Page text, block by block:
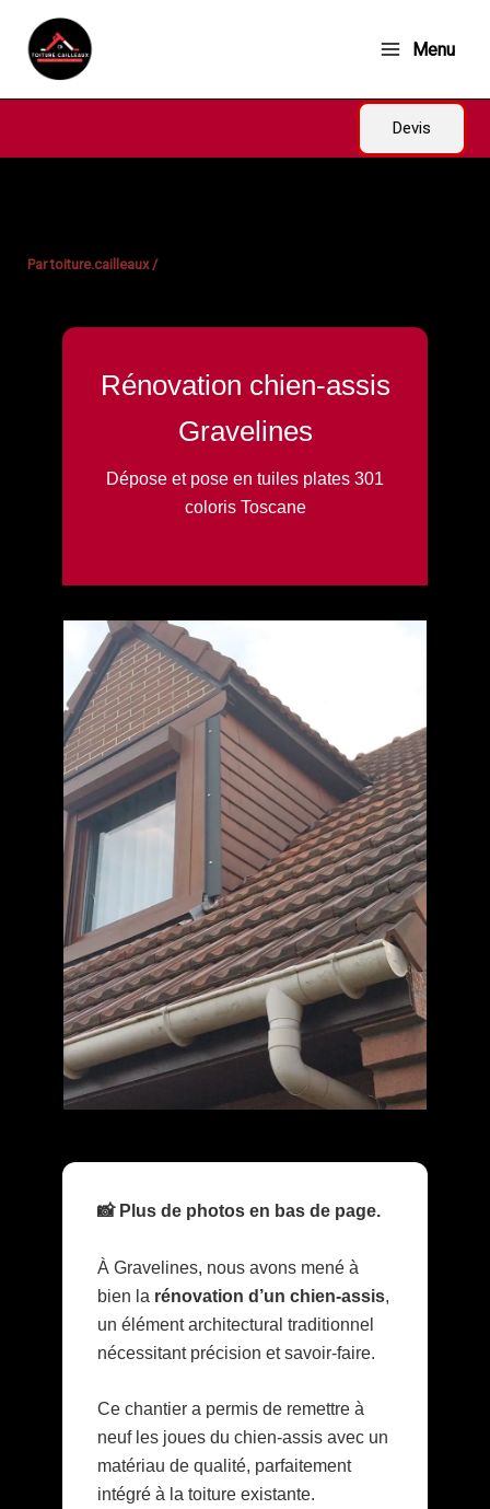
contenu
Menu
Devis
Partoiture.cailleaux/
Rénovation chien-assis
Gravelines
Dépose et pose en tuiles plates 301
coloris Toscane
📸 Plus de photos en bas de page.
À Gravelines, nous avons mené à
bien la rénovation d’un chien-assis,
un élément architectural traditionnel
nécessitant précision et savoir-faire.
Ce chantier a permis de remettre à
neuf les joues du chien-assis avec un
matériau de qualité, parfaitement
intégré à la toiture existante.